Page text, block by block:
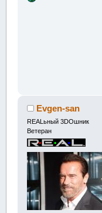
Evgen-san
REALьный 3DOшник
Ветеран